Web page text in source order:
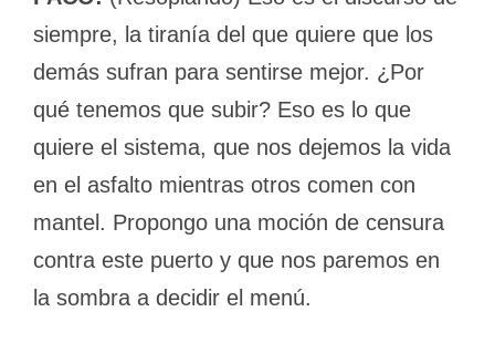
siempre, la tiranía del que quiere que los
demás sufran para sentirse mejor. ¿Por
qué tenemos que subir? Eso es lo que
quiere el sistema, que nos dejemos la vida
en el asfalto mientras otros comen con
mantel. Propongo una moción de censura
contra este puerto y que nos paremos en
la sombra a decidir el menú.